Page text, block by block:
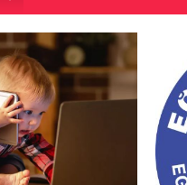
EĞİTİMCİLERİN
71 KENTTE OPERASYON
TÜRK DÜNYASI
GÜNEŞ; 12 AĞUSTOS’TA